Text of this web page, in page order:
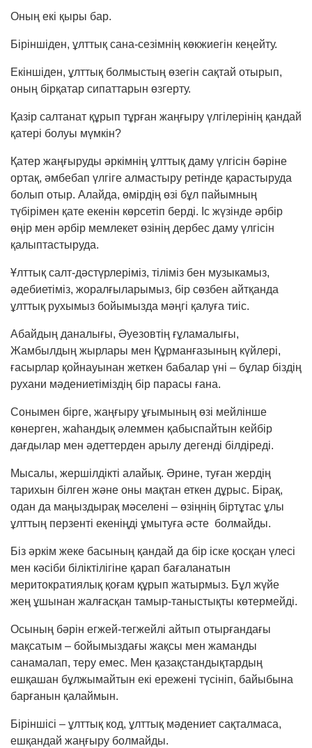
Оның екі қыры бар.
Біріншіден, ұлттық сана-сезімнің көкжиегін кеңейту.
Екіншіден, ұлттық болмыстың өзегін сақтай отырып,
оның бірқатар сипаттарын өзгерту.
Қазір салтанат құрып тұрған жаңғыру үлгіле­рі­нің қандай
қатері болуы мүмкін?
Қатер жаңғыруды әркімнің ұлттық даму үлгі­сін бәріне
ортақ, әмбебап үлгіге алмастыру ре­тінде қарастыруда
болып отыр. Алайда, өмірдің өзі бұл пайымның
түбірімен қате екенін көрсетіп берді. Іс жүзінде әрбір
өңір мен әрбір мемлекет өзінің дербес даму үлгісін
қалыптастыруда.
Ұлттық салт-дәстүрлеріміз, тіліміз бен музыкамыз,
әдебиетіміз, жоралғыларымыз, бір сөзбен айтқанда
ұлттық рухымыз бойымызда мәңгі қалуға тиіс.
Абайдың даналығы, Әуезовтің ғұламалығы,
Жамбылдың жырлары мен Құрманғазының күй­лері,
ғасырлар қойнауынан жеткен бабалар үні – бұлар біздің
рухани мәдениетіміздің бір парасы ғана.
Сонымен бірге, жаңғыру ұғымының өзі мей­лін­ше
көнерген, жаһандық әлеммен қабыспайтын кейбір
дағдылар мен әдеттерден арылу дегенді білдіреді.
Мысалы, жершілдікті алайық. Әрине, туған жердің
тарихын білген және оны мақтан еткен дұрыс. Бірақ,
одан да маңыздырақ мәселені – өзіңнің біртұтас ұлы
ұлттың перзенті екеніңді ұмытуға әсте болмайды.
Біз әркім жеке басының қандай да бір іске қос­қан үлесі
мен кәсіби біліктілігіне қарап баға­ланатын
меритократиялық қоғам құрып жатырмыз. Бұл жүйе
жең ұшынан жалғасқан тамыр-таныстықты көтермейді.
Осының бәрін егжей-тегжейлі айтып отыр­ғандағы
мақсатым – бойымыздағы жақсы мен жаманды
санамалап, теру емес. Мен қазақ­стан­дық­­тардың
ешқашан бұлжымайтын екі ережені түсініп, байыбына
барғанын қалаймын.
Біріншісі – ұлттық код, ұлттық мәдениет сақталмаса,
ешқандай жаңғыру болмайды.